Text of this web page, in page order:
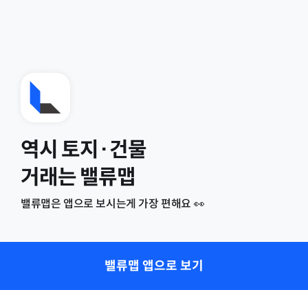
역시 토지·건물
거래는 밸류맵
밸류맵은 앱으로 보시는게 가장 편해요 👀
밸류맵 앱으로 보기